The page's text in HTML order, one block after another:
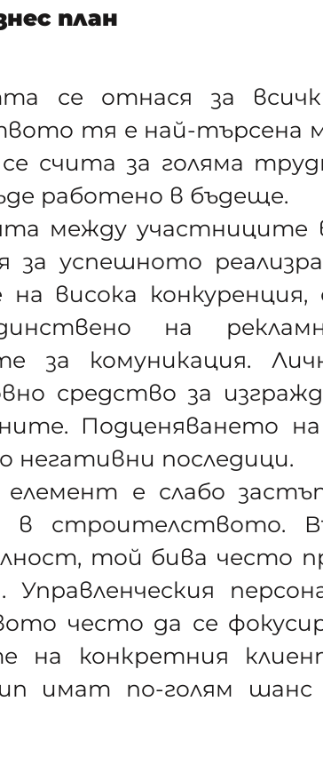
план
се отнася за
тя е най-търсена
счита за голяма
работено в бъдеще.
между участниците
за успешното
на висока
на
за комуникация.
средство за
Подценяването
негативни последици.
елемент е слабо
в строителството.
той бива често
Управленческия
често да се
на конкретния
имат по-голям шанс